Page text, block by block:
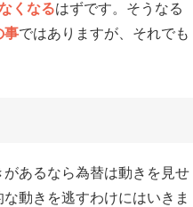
くなるはずです。そうなる
事ではありますが、それでも
あるなら為替は動きを見せ
動きを逃すわけにはいきま